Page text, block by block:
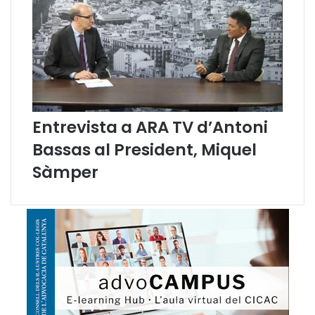
a
p
r
o
f
e
s
s
ó
i
d
l
s
C
o
l
·
l
p
e
l
D
r
e
a
D
c
Entrevista a ARA TV d’Antoni
Bassas al President, Miquel
Sàmper